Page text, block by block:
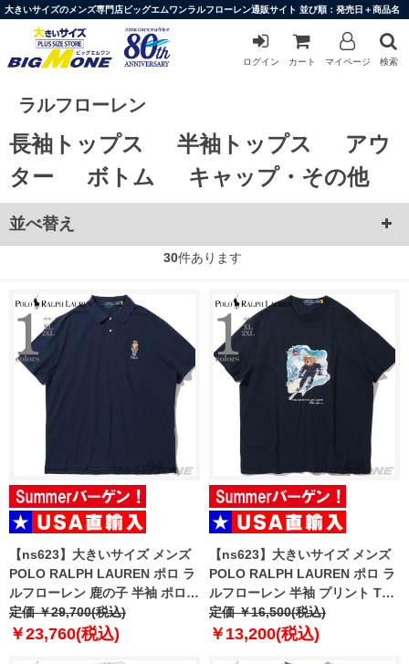
大きいサイズのメンズ専門店ビッグエムワンラルフローレン通販サイト 並び順：発売日＋商品名
ログイン カート マイページ 検索
ラルフローレン
長袖トップス 半袖トップス
アウ
ター
ボトム キャップ・その他
並べ替え
30件あります
【ns623】大きいサイズ メンズ
POLO RALPH LAUREN ポロ ラ
ルフローレン 鹿の子 半袖 ポロシ
ャツ USA直輸入 710p04982-001
定価 ￥29,700(税込)
￥23,760(税込)
【ns623】大きいサイズ メンズ
POLO RALPH LAUREN ポロ ラ
ルフローレン 半袖 プリント Tシ
ャツ USA直輸入 710p06725-002
定価 ￥16,500(税込)
￥13,200(税込)